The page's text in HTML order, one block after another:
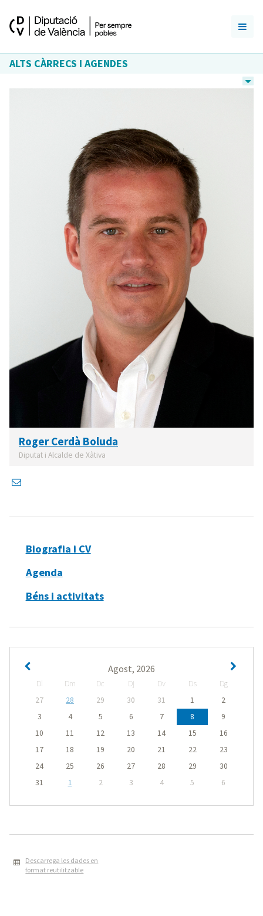
ALTS CÀRRECS I AGENDES
Roger Cerdà Boluda
Diputat i Alcalde de Xàtiva
Biografia i CV
Agenda
Béns i activitats
Agost, 2026
Dl Dm Dc Dj Dv Ds
Dg
27
28 29 30 31 1
2
3
4 5 6 7 8
9
10
11 12 13 14 15
16
17
18 19 20 21 22
23
24
25 26 27 28 29
30
31
1 2 3 4 5 6
Descarrega les dades en
format reutilitzable